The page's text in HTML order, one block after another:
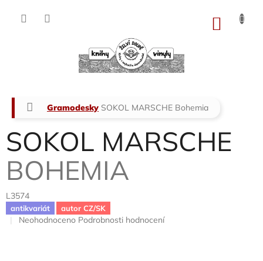
Domů
Gramodesky SOKOL MARSCHE Bohemia
SOKOL MARSCHE
BOHEMIA
L3574
antikvariát autor CZ/SK
Průměrné
Neohodnoceno Podrobnosti hodnocení